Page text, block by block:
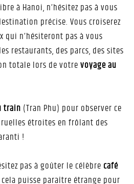
à Hanoi, n’hésitez pas à vous
précise. Vous croiserez
qui n’hésiteront pas à vous
restaurants, des parcs, des sites
totale lors de votrevoyage au
train (Tran Phu) pour observer ce
étroites en frôlant des
!
pas à goûter le célèbre café
puisse paraître étrange pour